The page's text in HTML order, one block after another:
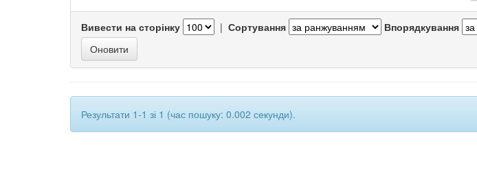
Вивести на сторінку | Сортування Впорядкування
Результати 1-1 зі 1 (час пошуку: 0.002 секунди).